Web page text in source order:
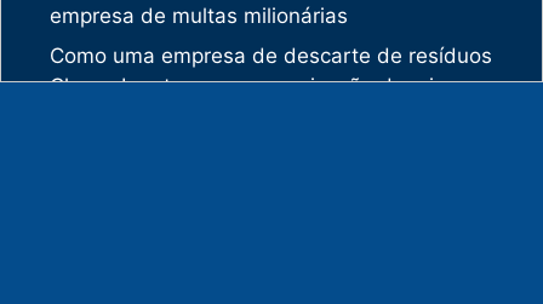
empresa de multas milionárias
Como uma empresa de descarte de resíduos
Classe I protege sua organização de crimes